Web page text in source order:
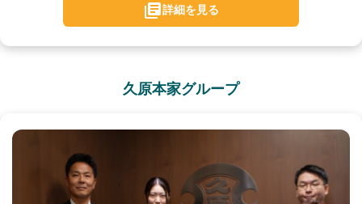
詳細を見る
久原本家グループ